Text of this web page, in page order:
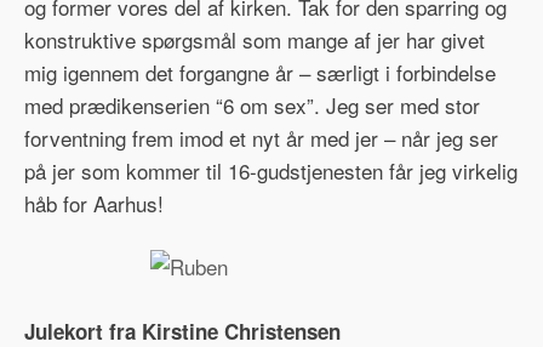
og former vores del af kirken. Tak for den sparring og
konstruktive spørgsmål som mange af jer har givet
mig igennem det forgangne år – særligt i forbindelse
med prædikenserien “6 om sex”. Jeg ser med stor
forventning frem imod et nyt år med jer – når jeg ser
på jer som kommer til 16-gudstjenesten får jeg virkelig
håb for Aarhus!
Julekort fra Kirstine Christensen